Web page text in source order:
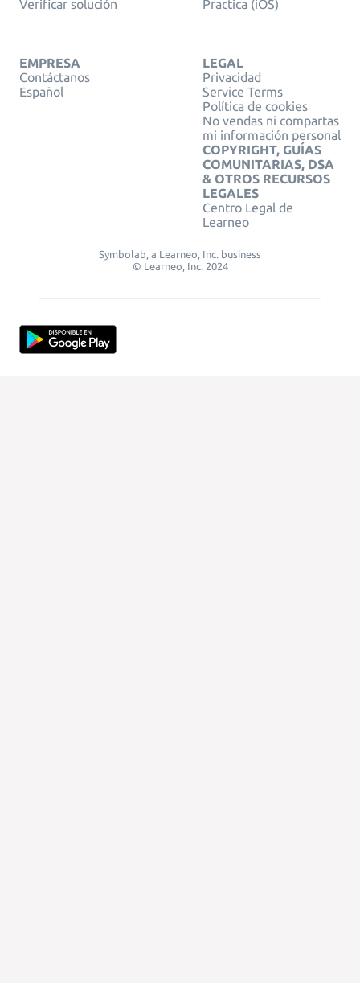
Verificar solución
Practica (iOS)
EMPRESA
Contáctanos
Español
LEGAL
Privacidad
Service Terms
Política de cookies
No vendas ni compartas
mi información personal
COPYRIGHT, GUÍAS
COMUNITARIAS, DSA
& OTROS RECURSOS
LEGALES
Centro Legal de
Learneo
Symbolab, a Learneo, Inc. business
© Learneo, Inc. 2024